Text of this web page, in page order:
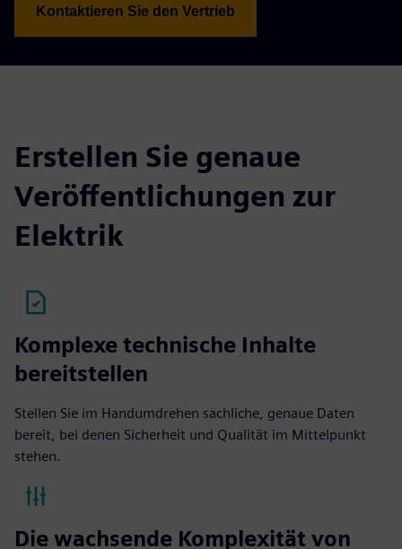
Kontaktieren Sie den Vertrieb
Erstellen Sie genaue
Veröffentlichungen zur
Elektrik
Komplexe technische Inhalte
bereitstellen
Stellen Sie im Handumdrehen sachliche, genaue Daten
bereit, bei denen Sicherheit und Qualität im Mittelpunkt
stehen.
Die wachsende Komplexität von